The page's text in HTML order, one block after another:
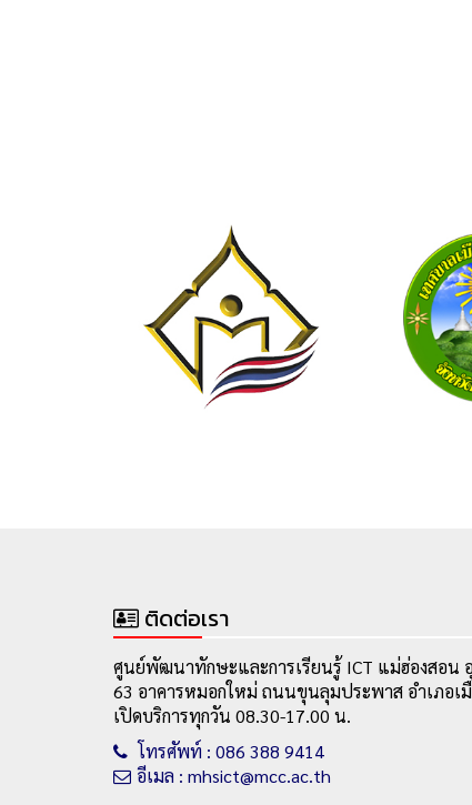
ติดต่อเรา
ศูนย์พัฒนาทักษะและการเรียนรู้ ICT แม่ฮ่องสอน
63 อาคารหมอกใหม่ ถนนขุนลุมประพาส อำเภอเ
เปิดบริการทุกวัน 08.30-17.00 น.
โทรศัพท์ : 086 388 9414
อีเมล : mhsict@mcc.ac.th